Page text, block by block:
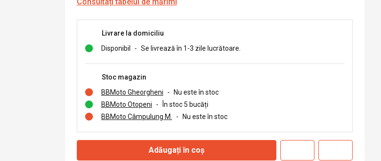
Livrare la domiciliu
Disponibil
- Se livrează în 1-3 zile lucrătoare.
Stoc magazin
BBMoto Gheorgheni
-
Nu este în stoc
BBMoto Otopeni
-
În stoc 5 bucăți
BBMoto Câmpulung M.
- Nu este în stoc
Adăugați în coș